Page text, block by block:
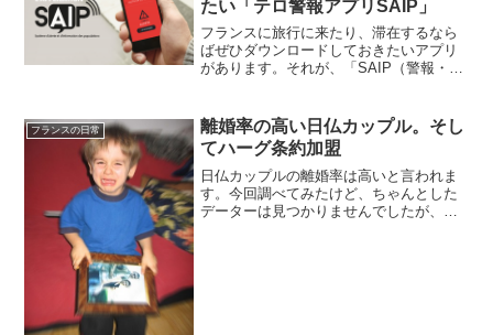
たい「テロ警報アプリSAIP」
フランスに旅行に来たり、滞在するなら
ばぜひダウンロードしておきたいアプリ
があります。それが、「SAIP（警報・情
プラントの事故が近くで起こったら、警
告してくれるアプリ...
フランスの日常
離婚率の高い日仏カップル。そし
てハーグ条約加盟
日仏カップルの離婚率は高いと言われま
す。今回調べてみたけど、ちゃんとした
データーは見つかりませんでしたが、参